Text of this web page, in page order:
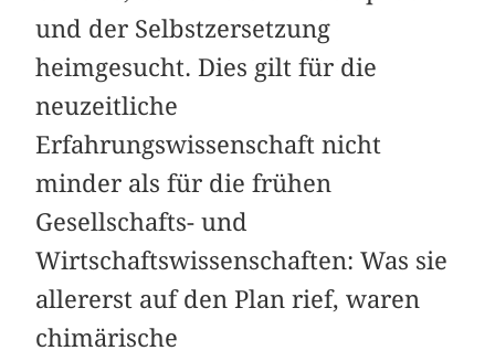
und der Selbstzersetzung
heimgesucht. Dies gilt für die
neuzeitliche
Erfahrungswissenschaft nicht
minder als für die frühen
Gesellschafts- und
Wirtschaftswissenschaften: Was sie
allererst auf den Plan rief, waren
chimärische